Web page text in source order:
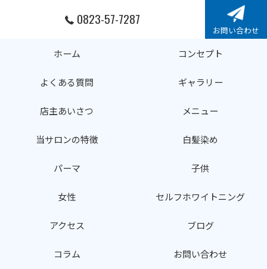
0823-57-7287
お問い合わせ
ホーム コンセプト
よくある質問 ギャラリー
店主あいさつ メニュー
当サロンの特徴 白髪染め
パーマ 子供
女性 セルフホワイトニング
アクセス ブログ
コラム お問い合わせ